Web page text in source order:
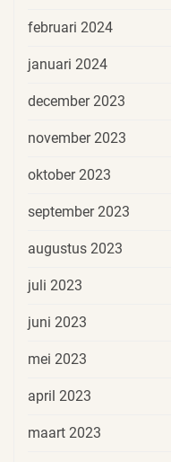
februari 2024
januari 2024
december 2023
november 2023
oktober 2023
september 2023
augustus 2023
juli 2023
juni 2023
mei 2023
april 2023
maart 2023